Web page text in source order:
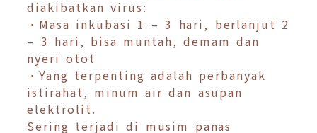
diakibatkan virus:
•Masa inkubasi 1 – 3 hari, berlanjut 2
– 3 hari, bisa muntah, demam dan
nyeri otot
•Yang terpenting adalah perbanyak
istirahat, minum air dan asupan
elektrolit.
Sering terjadi di musim panas